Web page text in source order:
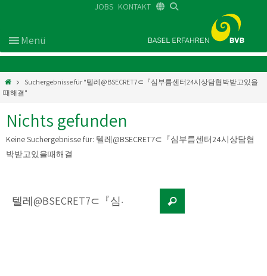
JOBS KONTAKT
Suchergebnisse für "텔레@BSECRET7⊂『심부름센터24시상담협박받고있을
때해결"
Nichts gefunden
Keine Suchergebnisse für: 텔레@BSECRET7⊂『심부름센터24시상담협
박받고있을때해결